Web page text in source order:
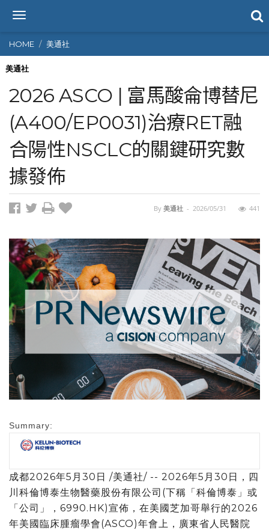
T
g
g
l
n
a
v
g
a
t
i
o
n
HOME 美通社
美通社
2026 ASCO | 富馬酸侖博替尼
(A400/EP0031)治療RET融
合陽性NSCLC的關鍵研究數
據發佈
By 美通社 - 2026/05/31 441
Summary:
成都2026年5月30日 /美通社/ -- 2026年5月30日，四
川科倫博泰生物醫藥股份有限公司(下稱「科倫博泰」或
「公司」，6990.HK)宣佈，在美國芝加哥舉行的2026
年美國臨床腫瘤學會(ASCO)年會上，廣東省人民醫院